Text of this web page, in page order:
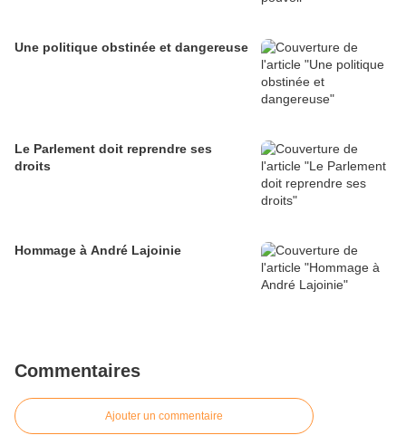
Une politique obstinée et dangereuse
Le Parlement doit reprendre ses
droits
Hommage à André Lajoinie
Commentaires
Ajouter un commentaire